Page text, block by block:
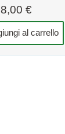
€
al carrello